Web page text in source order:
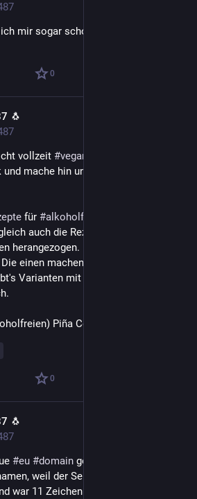
mir sogar schon ein Rezept
0
🐧
vollzeit #vegan
mache hin und wieder vegane
für #alkoholfrei
auch die Rezepte der
herangezogen. Und ich bekomme die
einen machen Sahne rein, die
Varianten mit Kokos-Sirup und
Piña Colada am liebsten?
0
🐧
#eu #domain gesichert. Die alte
weil der Server mal für die
war 11 Zeichen lang. Ich wollte was